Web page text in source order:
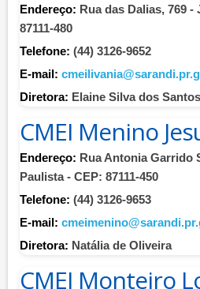
Endereço: Rua das Dalias, 769 -
87111-480
Telefone: (44) 3126-9652
E-mail:
Diretora: Elaine Silva dos
CMEI Menino
Endereço: Rua Antonia Garrido
Paulista - CEP: 87111-450
Telefone: (44) 3126-9653
E-mail:
Diretora: Natália de Oliveira
CMEI Monteiro